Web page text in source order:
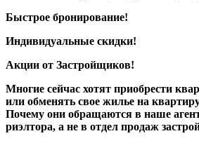
Быстрое бронирование!
Индивидуальные скидки!
Акции от Застройщиков!
Многие сейчас хотят приобрести
или обменять свое жилье на
Почему они обращаются в наше
риэлтора, а не в отдел продаж